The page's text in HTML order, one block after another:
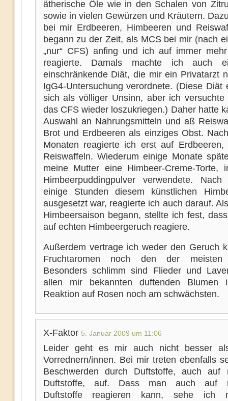
ätherische Öle wie in den Schalen von
sowie in vielen Gewürzen und Kräutern.
bei mir Erdbeeren, Himbeeren und
begann zu der Zeit, als MCS bei mir (nach
„nur“ CFS) anfing und ich auf immer
reagierte. Damals machte ich auch
einschränkende Diät, die mir ein Privatarzt
IgG4-Untersuchung verordnete. (Diese Diät
sich als völliger Unsinn, aber ich versuchte
das CFS wieder loszukriegen.) Daher hatte
Auswahl an Nahrungsmitteln und aß
Brot und Erdbeeren als einziges Obst.
Monaten reagierte ich erst auf
Reiswaffeln. Wiederum einige Monate
meine Mutter eine Himbeer-Creme-Torte,
Himbeerpuddingpulver verwendete.
einige Stunden diesem künstlichen
ausgesetzt war, reagierte ich auch darauf.
Himbeersaison begann, stellte ich fest,
auf echten Himbeergeruch reagiere.
Außerdem vertrage ich weder den Geruch
Fruchtaromen noch den der meisten
Besonders schlimm sind Flieder und
allen mir bekannten duftenden Blumen
Reaktion auf Rosen noch am schwächsten.
X-Faktor 5. Januar 2009 um 11:06
Leider geht es mir auch nicht besser
Vorrednern/innen. Bei mir treten ebenfalls
Beschwerden durch Duftstoffe, auch auf
Duftstoffe, auf. Dass man auch auf
Duftstoffe reagieren kann, sehe ich